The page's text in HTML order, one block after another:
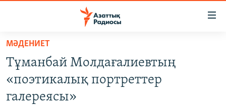
Skip
main
content
to
ЖАҢАЛЫҚТАР
САЯСАТ
МӘДЕНИЕТ
Тұманбай Молдағалиевтың
«поэтикалық портреттер
галереясы»